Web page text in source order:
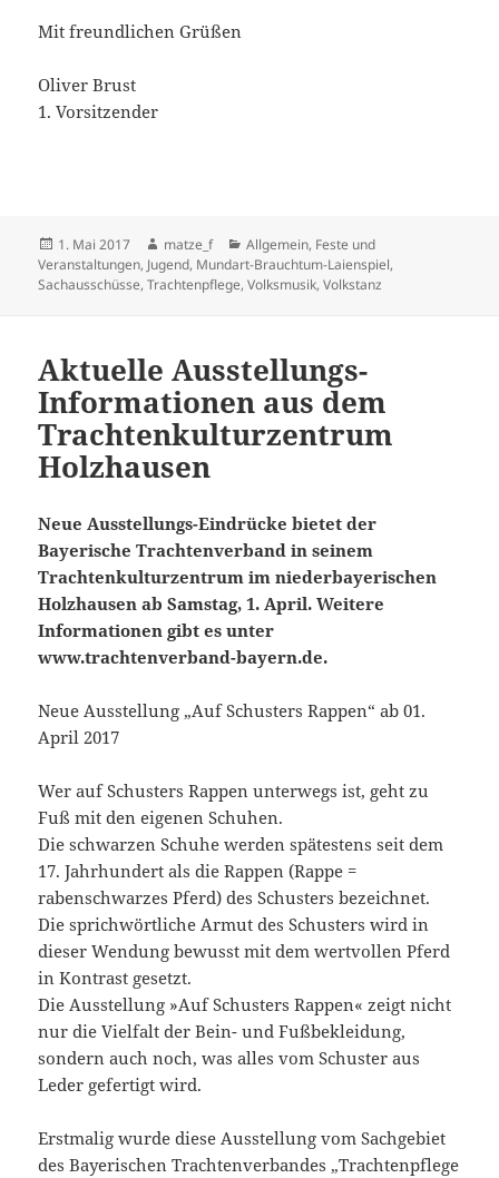
Mit freundlichen Grüßen
Oliver Brust
1. Vorsitzender
Veröffentlicht
am
1. Mai 2017 Autor
matze_f Kategorien
Allgemein, Feste und
Veranstaltungen, Jugend, Mundart-Brauchtum-Laienspiel,
Sachausschüsse,Trachtenpflege,Volksmusik,Volkstanz
Aktuelle Ausstellungs-
Informationen aus dem
Trachtenkulturzentrum
Holzhausen
Neue Ausstellungs-Eindrücke bietet der
Bayerische Trachtenverband in seinem
Trachtenkulturzentrum im niederbayerischen
Holzhausen ab Samstag, 1. April. Weitere
Informationen gibt es unter
www.trachtenverband-bayern.de.
Neue Ausstellung „Auf Schusters Rappen“ ab 01.
April 2017
Wer auf Schusters Rappen unterwegs ist, geht zu
Fuß mit den eigenen Schuhen.
Die schwarzen Schuhe werden spätestens seit dem
17. Jahrhundert als die Rappen (Rappe =
rabenschwarzes Pferd) des Schusters bezeichnet.
Die sprichwörtliche Armut des Schusters wird in
dieser Wendung bewusst mit dem wertvollen Pferd
in Kontrast gesetzt.
Die Ausstellung »Auf Schusters Rappen« zeigt nicht
nur die Vielfalt der Bein- und Fußbekleidung,
sondern auch noch, was alles vom Schuster aus
Leder gefertigt wird.
Erstmalig wurde diese Ausstellung vom Sachgebiet
des Bayerischen Trachtenverbandes „Trachtenpflege